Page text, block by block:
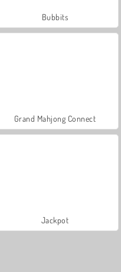
Bubbits
Grand Mahjong Connect
Jackpot